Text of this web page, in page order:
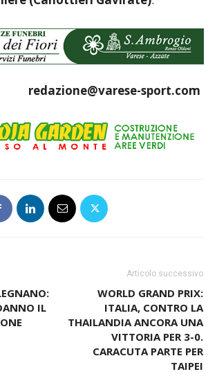
redazione@varese-sport.com
IL
Articolo successivo
WORLD GRAND PRIX:
ITALIA, CONTRO LA
THAILANDIA ANCORA UNA
VITTORIA PER 3-0.
CARACUTA PARTE PER
TAIPEI